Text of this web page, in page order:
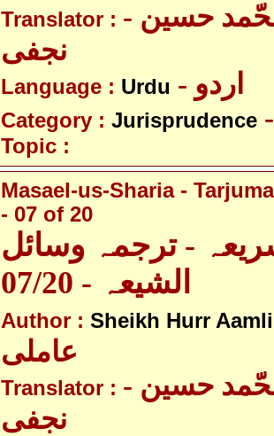
Translator : - آیت اللہ محّمد حسین
نجفی
Language : Urdu - اردو
Category : Jurisprudence
Topic :
Masael-us-Sharia -
- 07 of 20
- ترجمہ وسائل
الشیعہ - 07/20
Author : Sheikh Hurr Aamli
عاملی
Translator : - آیت اللہ محّمد حسین
نجفی